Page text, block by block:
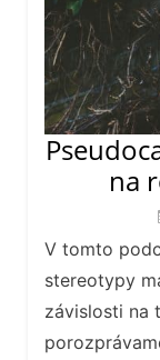
na
V tomto
stereotypy
závislosti na